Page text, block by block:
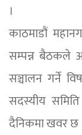
।
काठमाडौं
सम्पन्न बैठकले
सञ्चालन गर्ने
सदस्यीय
दैनिकमा खवर छ